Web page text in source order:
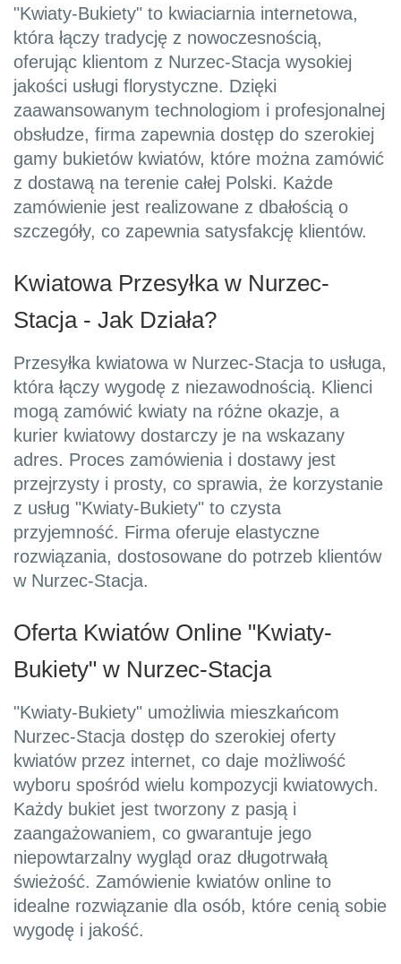
"Kwiaty-Bukiety" to kwiaciarnia internetowa,
która łączy tradycję z nowoczesnością,
oferując klientom z Nurzec-Stacja wysokiej
jakości usługi florystyczne. Dzięki
zaawansowanym technologiom i profesjonalnej
obsłudze, firma zapewnia dostęp do szerokiej
gamy bukietów kwiatów, które można zamówić
z dostawą na terenie całej Polski. Każde
zamówienie jest realizowane z dbałością o
szczegóły, co zapewnia satysfakcję klientów.
Kwiatowa Przesyłka w Nurzec-
Stacja - Jak Działa?
Przesyłka kwiatowa w Nurzec-Stacja to usługa,
która łączy wygodę z niezawodnością. Klienci
mogą zamówić kwiaty na różne okazje, a
kurier kwiatowy dostarczy je na wskazany
adres. Proces zamówienia i dostawy jest
przejrzysty i prosty, co sprawia, że korzystanie
z usług "Kwiaty-Bukiety" to czysta
przyjemność. Firma oferuje elastyczne
rozwiązania, dostosowane do potrzeb klientów
w Nurzec-Stacja.
Oferta Kwiatów Online "Kwiaty-
Bukiety" w Nurzec-Stacja
"Kwiaty-Bukiety" umożliwia mieszkańcom
Nurzec-Stacja dostęp do szerokiej oferty
kwiatów przez internet, co daje możliwość
wyboru spośród wielu kompozycji kwiatowych.
Każdy bukiet jest tworzony z pasją i
zaangażowaniem, co gwarantuje jego
niepowtarzalny wygląd oraz długotrwałą
świeżość. Zamówienie kwiatów online to
idealne rozwiązanie dla osób, które cenią sobie
wygodę i jakość.